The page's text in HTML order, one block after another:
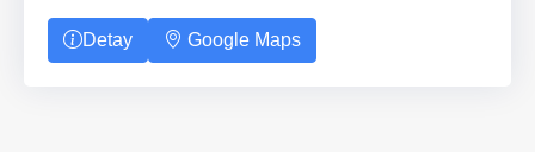
Detay Google Maps